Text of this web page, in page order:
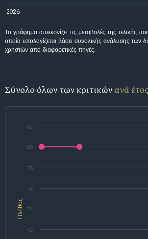
2026
Το γράφημα απεικονίζει τις μεταβολές της τελικής
οποία υπολογίζεται βάσει συνολικής ανάλυσης των
χρηστών από διαφορετικές πηγές.
Σύνολο όλων των κριτικών ανά έτος
Πλήθος
72
74
76
78
80
82